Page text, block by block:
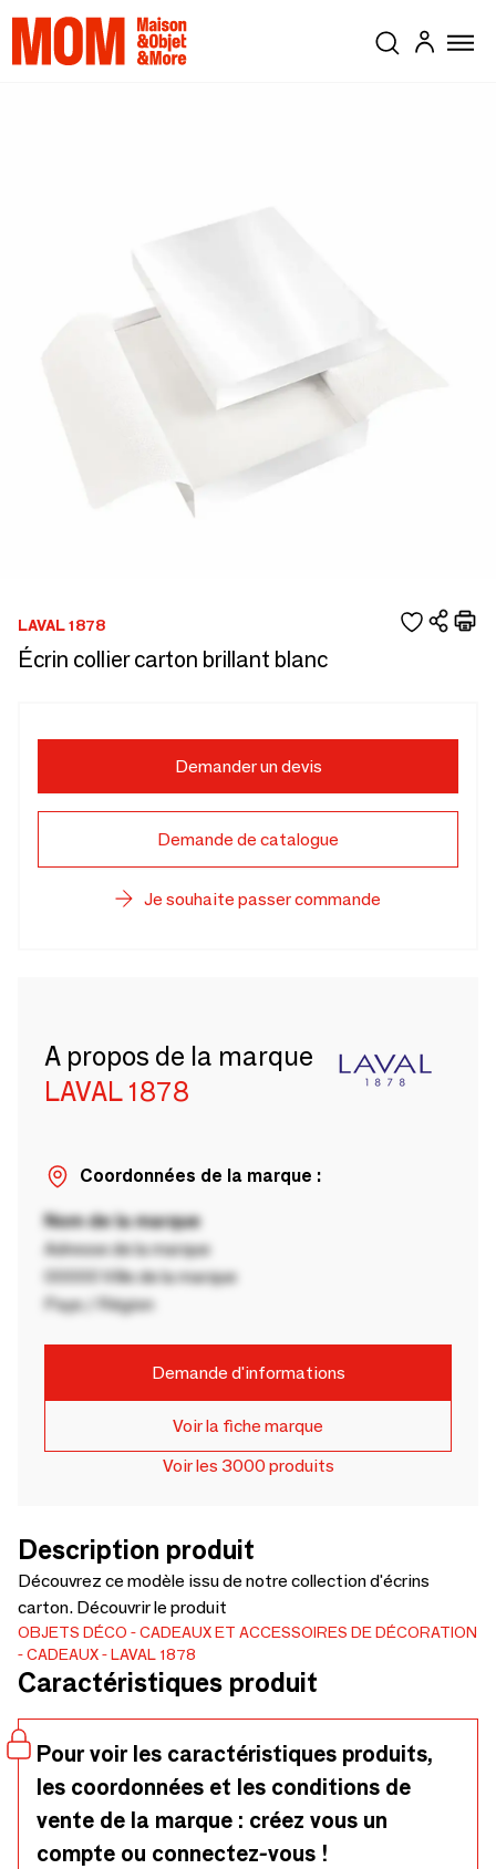
LAVAL 1878
Écrin collier carton brillant blanc
Demander un devis
Demande de catalogue
Je souhaite passer commande
A propos de la marque
LAVAL 1878
Coordonnées de la marque :
Nom de la marque
Adresse de la marque
00000 Ville de la marque
Pays / Région
Demande d'informations
Voir la fiche marque
Voir les 3000 produits
Description produit
Découvrez ce modèle issu de notre collection d'écrins
carton. Découvrir le produit
OBJETS DÉCO
CADEAUX ET ACCESSOIRES DE DÉCORATION
CADEAUX
LAVAL 1878
Caractéristiques produit
Pour voir les caractéristiques produits,
les coordonnées et les conditions de
vente de la marque : créez vous un
compte ou connectez-vous !